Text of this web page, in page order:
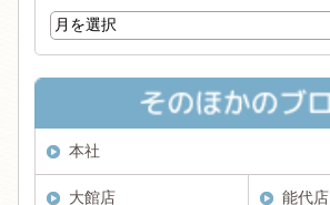
本社
大館店 能代店